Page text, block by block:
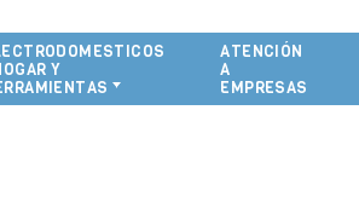
Y
ATENCIÓN
A
EMPRESAS